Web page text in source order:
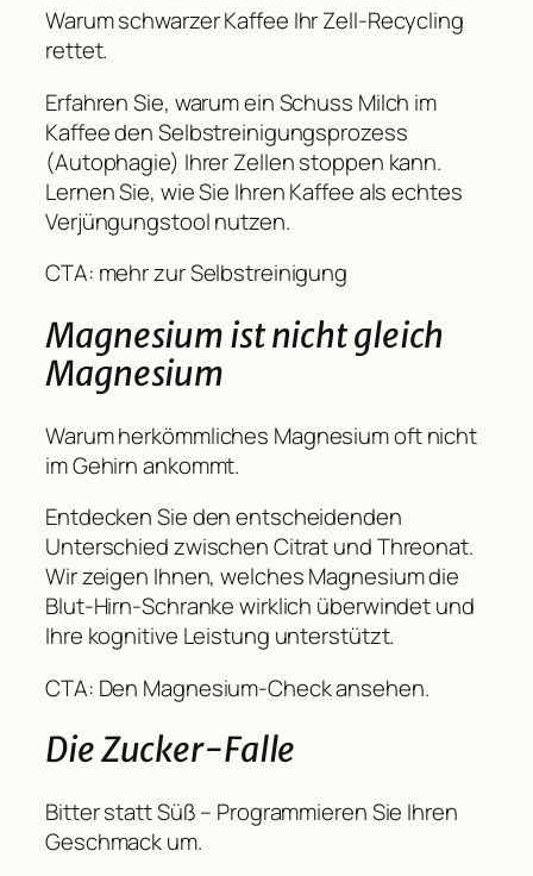
Warum schwarzer Kaffee Ihr Zell-Recycling
rettet.
Erfahren Sie, warum ein Schuss Milch im
Kaffee den Selbstreinigungsprozess
(Autophagie) Ihrer Zellen stoppen kann.
Lernen Sie, wie Sie Ihren Kaffee als echtes
Verjüngungstool nutzen.
CTA: mehr zur Selbstreinigung
Magnesium ist nicht gleich
Magnesium
Warum herkömmliches Magnesium oft nicht
im Gehirn ankommt.
Entdecken Sie den entscheidenden
Unterschied zwischen Citrat und Threonat.
Wir zeigen Ihnen, welches Magnesium die
Blut-Hirn-Schranke wirklich überwindet und
Ihre kognitive Leistung unterstützt.
CTA: Den Magnesium-Check ansehen.
Die Zucker-Falle
Bitter statt Süß – Programmieren Sie Ihren
Geschmack um.